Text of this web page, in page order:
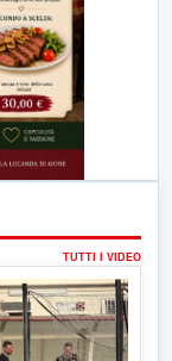
TUTTI I VIDEO